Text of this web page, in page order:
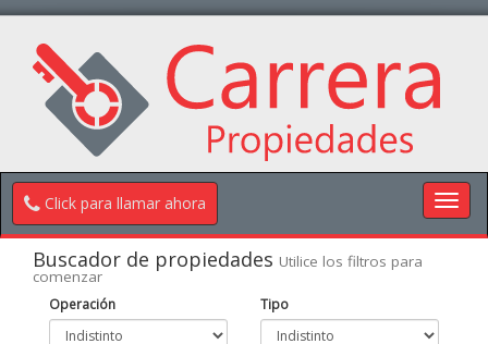
Click para llamar ahora
Buscador de propiedades Utilice los filtros para
comenzar
Operación Tipo